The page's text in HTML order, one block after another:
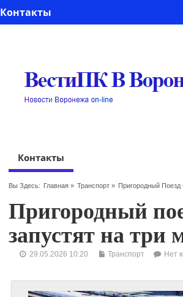
Контакты
Контакты
Вы Здесь: Главная» Транспорт » Пригородный
Пригородный
запустят на три
29.05.2026 10:20 Транспорт Нет